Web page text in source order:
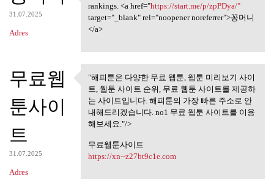
31.07.2025
Adres
Philippines is 84th in the
rankings. <a href="https://start.me/p/zpPDya/"
target="_blank" rel="noopener noreferrer">꽁머니
</a>
무료웹
툰사이
트
31.07.2025
Adres
"해피툰은 다양한 무료 웹툰, 웹툰
미리보기 사이트,
"해피툰은 다양한 무료 웹툰, 웹툰 미리보기 사이
트, 웹툰 사이트 순위, 무료 웹툰 사이트를 제공하
는 사이트입니다. 해피툰의 가장 빠른 주소로 안
내해드리겠습니다. no1 무료 웹툰 사이트를 이용
해보세요."/>
무료웹툰사이트
https://xn--z27bt9c1e.com